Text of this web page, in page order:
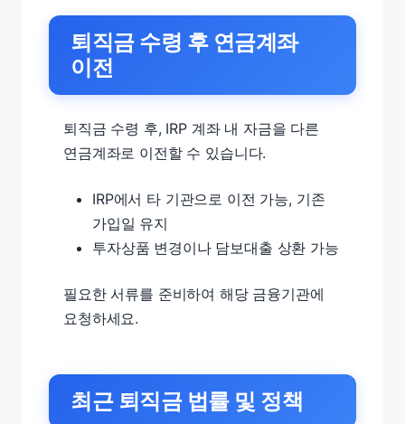
퇴직금 수령 후 연금계좌
이전
퇴직금 수령 후, IRP 계좌 내 자금을 다른
연금계좌로 이전할 수 있습니다.
IRP에서 타 기관으로 이전 가능, 기존
가입일 유지
투자상품 변경이나 담보대출 상환 가능
필요한 서류를 준비하여 해당 금융기관에
요청하세요.
최근 퇴직금 법률 및 정책